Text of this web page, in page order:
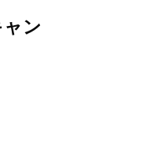
ン